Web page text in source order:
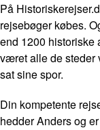
På
rejsebøger købes.
end 1200 historiske
været alle de steder
sat sine spor.
Din kompetente
hedder Anders og